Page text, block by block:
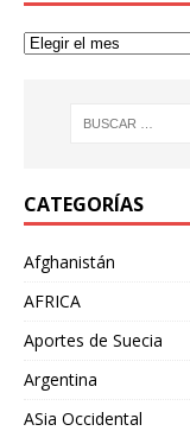
CATEGORÍAS
Afghanistán
AFRICA
Aportes de Suecia
Argentina
ASia Occidental